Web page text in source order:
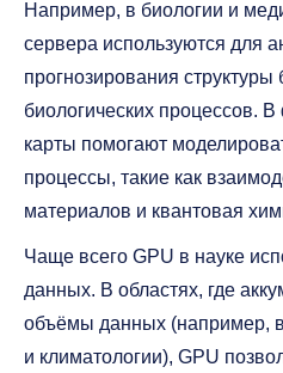
Например, в биологии и
сервера используются для
прогнозирования
биологических процессов.
карты помогают
процессы, такие как
материалов и квантовая
Чаще всего GPU в науке
данных. В областях, где
объёмы данных (например,
и климатологии), GPU